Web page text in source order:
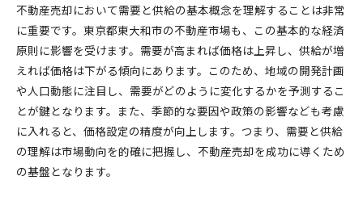
不動産売却において需要と供給の基本概念を理解することは非常
に重要です。東京都東大和市の不動産市場も、この基本的な経済
原則に影響を受けます。需要が高まれば価格は上昇し、供給が増
えれば価格は下がる傾向にあります。このため、地域の開発計画
や人口動態に注目し、需要がどのように変化するかを予測するこ
とが鍵となります。また、季節的な要因や政策の影響なども考慮
に入れると、価格設定の精度が向上します。つまり、需要と供給
の理解は市場動向を的確に把握し、不動産売却を成功に導くため
の基盤となります。